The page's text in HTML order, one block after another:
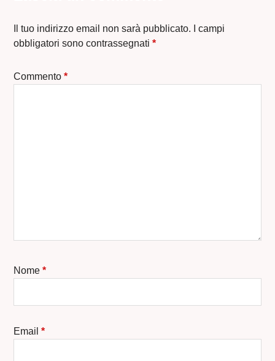
Il tuo indirizzo email non sarà pubblicato.
I campi
obbligatori sono contrassegnati*
Commento*
Nome*
Email*